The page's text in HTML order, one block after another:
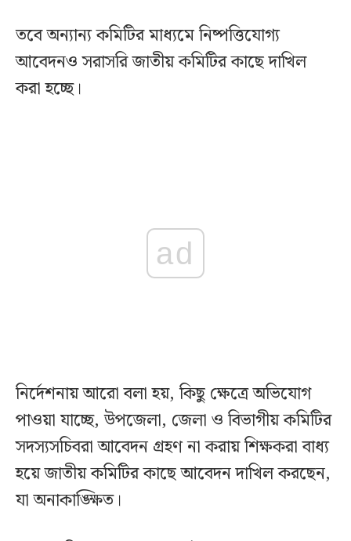
তবে অন্যান্য কমিটির মাধ্যমে নিষ্পত্তিযোগ্য
আবেদনও সরাসরি জাতীয় কমিটির কাছে দাখিল
করা হচ্ছে।
ad
নির্দেশনায় আরো বলা হয়, কিছু ক্ষেত্রে অভিযোগ
পাওয়া যাচ্ছে, উপজেলা, জেলা ও বিভাগীয় কমিটির
সদস্যসচিবরা আবেদন গ্রহণ না করায় শিক্ষকরা বাধ্য
হয়ে জাতীয় কমিটির কাছে আবেদন দাখিল করছেন,
যা অনাকাঙ্ক্ষিত।